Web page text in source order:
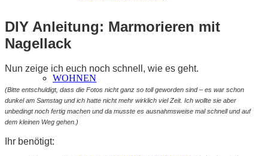
WOHNEN
DIY Anleitung: Marmorieren mit
Nagellack
Nun zeige ich euch noch schnell, wie es geht.
(Bitte entschuldigt, dass die Fotos nicht ganz so toll geworden sind – es war schon
dunkel am Samstag und ich hatte nicht mehr wirklich viel Zeit. Ich wollte sie aber
unbedingt noch fertig machen und da musste es ausnahmsweise mal schnell und auf
dem kleinen Weg gehen.)
Ihr benötigt: